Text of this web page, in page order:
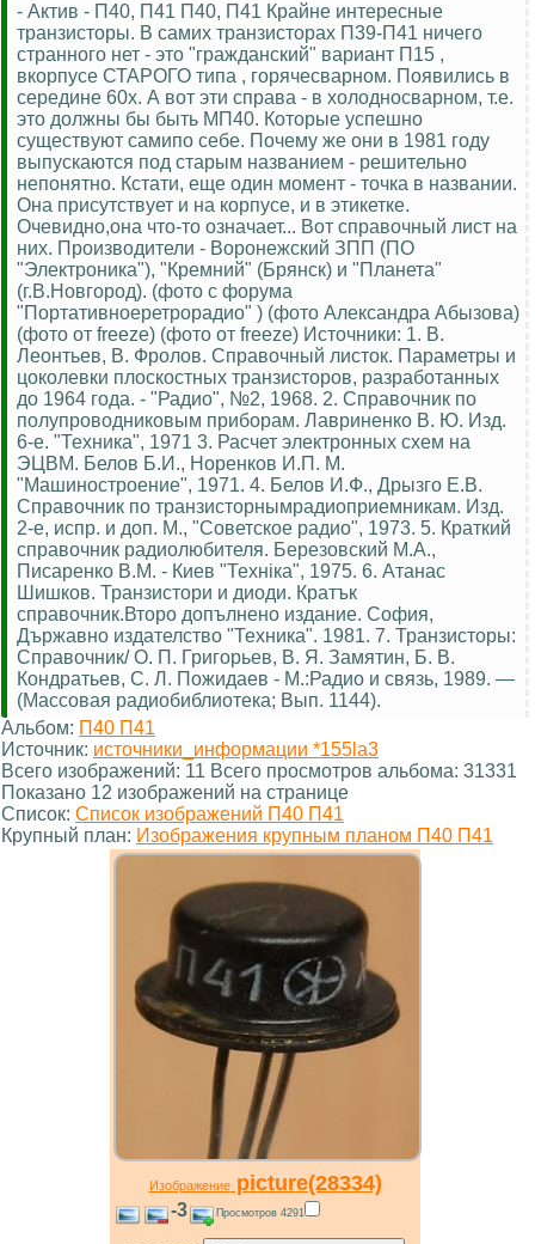
- Актив - П40, П41 П40, П41 Крайне интересные
транзисторы. В самих транзисторах П39-П41 ничего
странного нет - это "гражданский" вариант П15 ,
вкорпусе СТАРОГО типа , горячесварном. Появились в
середине 60х. А вот эти справа - в холодносварном, т.е.
это должны бы быть МП40. Которые успешно
существуют самипо себе. Почему же они в 1981 году
выпускаются под старым названием - решительно
непонятно. Кстати, еще один момент - точка в названии.
Она присутствует и на корпусе, и в этикетке.
Очевидно,она что-то означает... Вот справочный лист на
них. Производители - Воронежский ЗПП (ПО
"Электроника"), "Кремний" (Брянск) и "Планета"
(г.В.Новгород). (фото с форума
"Портативноеретрорадио" ) (фото Александра Абызова)
(фото от freeze) (фото от freeze) Источники: 1. В.
Леонтьев, В. Фролов. Справочный листок. Параметры и
цоколевки плоскостных транзисторов, разработанных
до 1964 года. - "Радио", №2, 1968. 2. Справочник по
полупроводниковым приборам. Лавриненко В. Ю. Изд.
6-е. "Техника", 1971 3. Расчет электронных схем на
ЭЦВМ. Белов Б.И., Норенков И.П. М.
"Машиностроение", 1971. 4. Белов И.Ф., Дрызго Е.В.
Справочник по транзисторнымрадиоприемникам. Изд.
2-е, испр. и доп. М., "Советское радио", 1973. 5. Краткий
справочник радиолюбителя. Березовский М.А.,
Писаренко В.М. - Киев "Технiка", 1975. 6. Атанас
Шишков. Транзистори и диоди. Кратък
справочник.Второ допълнено издание. София,
Държавно издателство "Техника". 1981. 7. Транзисторы:
Справочник/ О. П. Григорьев, В. Я. Замятин, Б. В.
Кондратьев, С. Л. Пожидаев - М.:Радио и связь, 1989. —
(Массовая радиобиблиотека; Вып. 1144).
Альбом: П40 П41
Источник: источники_информации *155la3
Всего изображений: 11 Всего просмотров альбома: 31331
Показано 12 изображений на странице
Список: Список изображений П40 П41
Крупный план: Изображения крупным планом П40 П41
Изображениеpicture(28334)
-3 Просмотров 4291